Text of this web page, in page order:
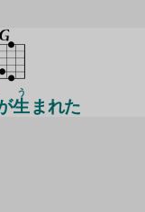
生
う
まれた